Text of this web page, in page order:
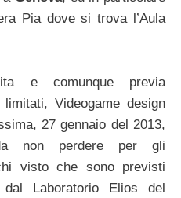
Pia dove si trova l’Aula
e comunque previa
Videogame design
27 gennaio del 2013,
non perdere per gli
visto che sono previsti
Laboratorio Elios del